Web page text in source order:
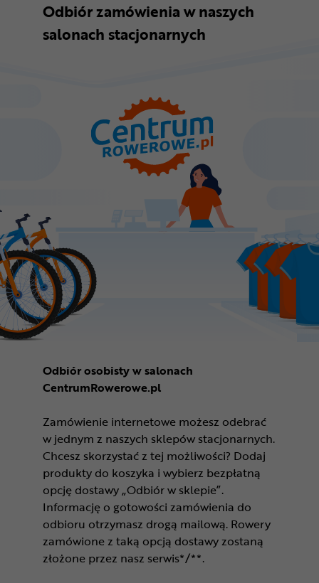
Odbiór zamówienia w naszych
salonach stacjonarnych
Odbiór osobisty w salonach
CentrumRowerowe.pl
Zamówienie internetowe możesz odebrać
w jednym z naszych sklepów stacjonarnych.
Chcesz skorzystać z tej możliwości? Dodaj
produkty do koszyka i wybierz bezpłatną
opcję dostawy „Odbiór w sklepie”.
Informację o gotowości zamówienia do
odbioru otrzymasz drogą mailową. Rowery
zamówione z taką opcją dostawy zostaną
złożone przez nasz serwis*/**.